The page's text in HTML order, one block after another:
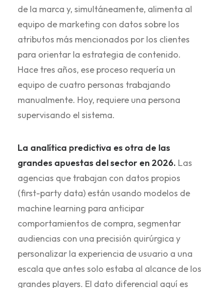
de la marca y, simultáneamente, alimenta al
equipo de marketing con datos sobre los
atributos más mencionados por los clientes
para orientar la estrategia de contenido.
Hace tres años, ese proceso requería un
equipo de cuatro personas trabajando
manualmente. Hoy, requiere una persona
supervisando el sistema.
La analítica predictiva es otra de las
grandes apuestas del sector en 2026. Las
agencias que trabajan con datos propios
(first-party data) están usando modelos de
machine learning para anticipar
comportamientos de compra, segmentar
audiencias con una precisión quirúrgica y
personalizar la experiencia de usuario a una
escala que antes solo estaba al alcance de los
grandes players. El dato diferencial aquí es